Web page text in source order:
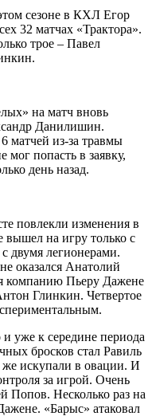
сезоне в КХЛ Егор
32 матчах «Трактора».
трое – Павел
на матч вновь
Данилишин.
матчей из-за травмы
мог попасть в заявку,
день назад.
повлекли изменения в
вышел на игру только с
двумя легионерами.
оказался Анатолий
компанию Пьеру Дажене
Глинкин. Четвертое
и уже к середине периода
бросков стал Равиль
же искупали в овации. И
за игрой. Очень
Попов. Несколько раз на
«Барыс» атаковал